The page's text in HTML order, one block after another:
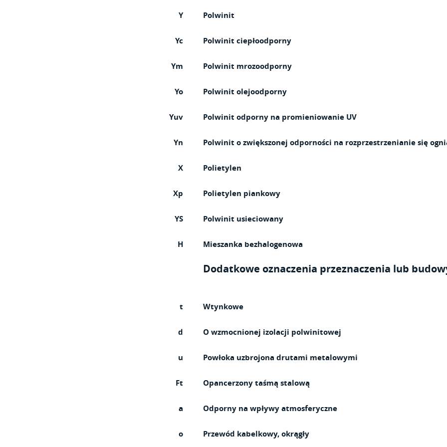
Y Polwinit
Yc Polwinit ciepłoodporny
Ym Polwinit mrozoodporny
Yo Polwinit olejoodporny
Yuv Polwinit odporny na promieniowanie UV
Yn Polwinit o zwiększonej odporności na rozprzestrzenianie się
X Polietylen
Xp Polietylen piankowy
YS Polwinit usieciowany
H Mieszanka bezhalogenowa
Dodatkowe oznaczenia przeznaczenia lub
t Wtynkowe
d O wzmocnionej izolacji polwinitowej
u Powłoka uzbrojona drutami metalowymi
Ft Opancerzony taśmą stalową
a Odporny na wpływy atmosferyczne
o Przewód kabelkowy, okrągły